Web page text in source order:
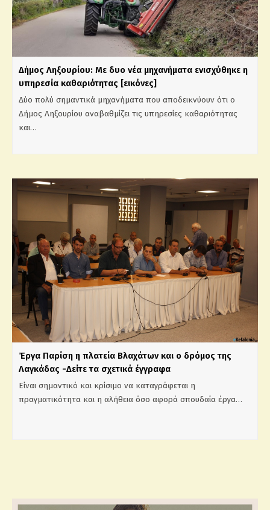
Δήμος Ληξουρίου: Με δυο νέα μηχανήματα ενισχύθηκε η
υπηρεσία καθαριότητας [εικόνες]
Δύο πολύ σημαντικά μηχανήματα που αποδεικνύουν ότι ο
Δήμος Ληξουρίου αναβαθμίζει τις υπηρεσίες καθαριότητας
και…
Έργα Παρίση η πλατεία Βλαχάτων και ο δρόμος της
Λαγκάδας -Δείτε τα σχετικά έγγραφα
Είναι σημαντικό και κρίσιμο να καταγράφεται η
πραγματικότητα και η αλήθεια όσο αφορά σπουδαία έργα…